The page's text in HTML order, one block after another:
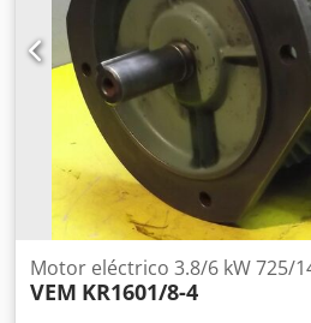
Motor eléctrico 3.8/6 kW 725/
VEM KR1601/8-4